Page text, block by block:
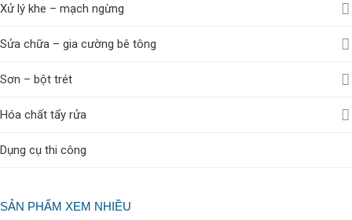
Xử lý khe – mạch ngừng
Sửa chữa – gia cường bê tông
Sơn – bột trét
Hóa chất tẩy rửa
Dụng cụ thi công
SẢN PHẨM XEM NHIỀU